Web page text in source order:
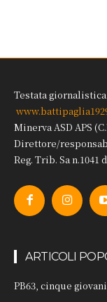
Testata giornalistica
Minerva ASD APS
Direttore/
Reg. Trib. Sa n.1041
ARTICOLI
PB63, cinque